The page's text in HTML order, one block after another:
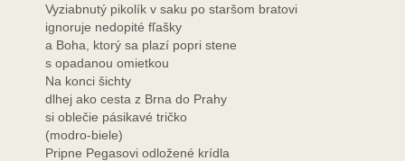
Vyziabnutý pikolík v saku po staršom bratovi
ignoruje nedopité fľašky
a Boha, ktorý sa plazí popri stene
s opadanou omietkou
Na konci šichty
dlhej ako cesta z Brna do Prahy
si oblečie pásikavé tričko
(modro-biele)
Pripne Pegasovi odložené krídla